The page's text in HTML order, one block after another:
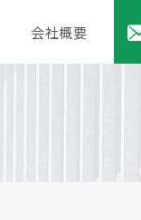
会社概要